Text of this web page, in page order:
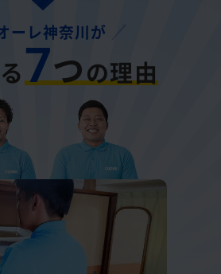
ーレ神奈川が
7つの理由